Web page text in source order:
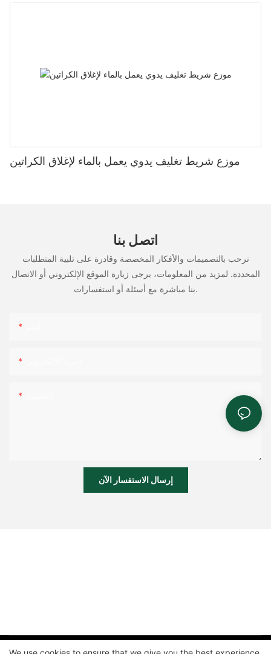
موزع شريط تغليف يدوي يعمل بالماء لإغلاق الكراتين
اتصل بنا
نرحب بالتصميمات والأفكار المخصصة وقادرة على تلبية المتطلبات
المحددة. لمزيد من المعلومات، يرجى زيارة الموقع الإلكتروني أو الاتصال
بنا مباشرة مع أسئلة أو استفسارات.
إرسال الاستفسار الآن